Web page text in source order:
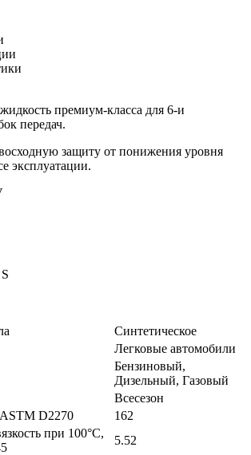
премиум-класса для 6-и
передач.
защиту от понижения уровня
эксплуатации.
Синтетическое
Легковые автомобили
Бензиновый,
Дизельный, Газовый
Всесезон
D2270
162
при 100°C,
5.52